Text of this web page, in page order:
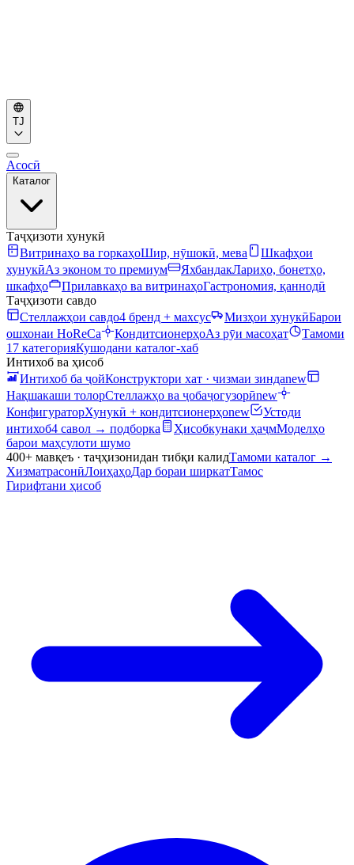
TJ
Асосӣ
Каталог
Таҷҳизоти хунукӣ
Витринаҳо ва горкаҳоШир, нӯшокӣ, мева
Шкафҳои
хунукӣАз эконом то премиум ЯхбандакЛариҳо, бонетҳо,
шкафҳо
Прилавкаҳо ва витринаҳоГастрономия, қаннодӣ
Таҷҳизоти савдо
Стеллажҳои савдо4 бренд + махсус Мизҳои хунукӣБарои
ошхонаи HoReCa
КондитсионерҳоАз рӯи масоҳат
Тамоми
17 категорияКушодани каталог-хаб
Интихоб ва ҳисоб
Интихоб ба ҷойКонструктори хат · чизмаи зиндаnew
Нақшакаши толорСтеллажҳо ва ҷобаҷогузорӣnew
КонфигураторХунукӣ + кондитсионерҳоnew
Устоди
интихоб4 савол → подборка Ҳисобкунаки ҳаҷмМоделҳо
барои маҳсулоти шумо
400+ мавқеъ · таҷҳизонидан тибқи калидТамоми каталог →
ХизматрасонӣЛоиҳаҳоДар бораи ширкатТамос
Гирифтани ҳисоб